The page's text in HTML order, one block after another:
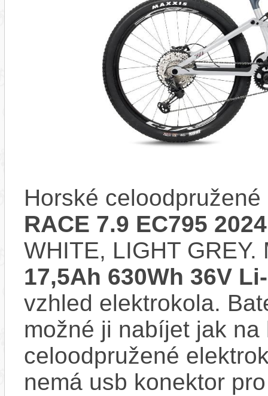
Horské
RACE 7.9 EC795 2024
WHITE, LIGHT
17,5Ah 630Wh 36V
vzhled elektrokola.
možné ji nabíjet jak
celoodpružené
nemá usb konektor